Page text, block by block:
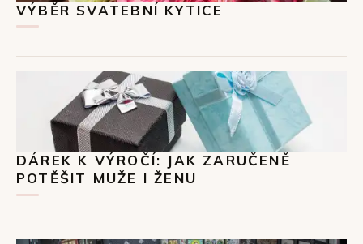
VÝBĚR SVATEBNÍ KYTICE
DÁREK K VÝROČÍ: JAK ZARUČENĚ
POTĚŠIT MUŽE I ŽENU